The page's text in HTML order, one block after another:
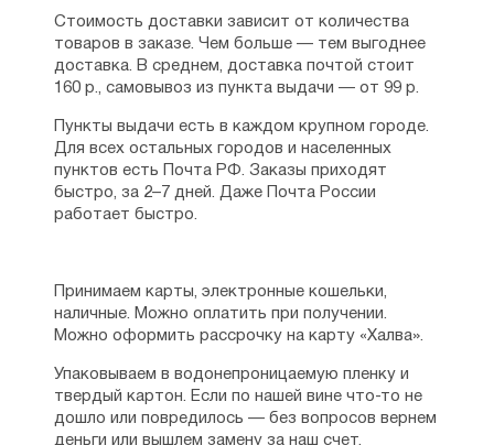
II. Почему епископ Феодор сохранил
каноническую верность Русской Православной
Церкви
Московского Патриархата?
о евлогианском расколе
Стоимость доставки зависит от количества
товаров в заказе. Чем больше — тем выгоднее
доставка. В среднем, доставка почтой стоит
160 р., самовывоз из пункта выдачи — от 99 р.
Пункты выдачи есть в каждом крупном городе.
Для всех остальных городов и населенных
пунктов есть Почта РФ. Заказы приходят
быстро, за 2–7 дней. Даже Почта России
работает быстро.
Принимаем карты, электронные кошельки,
наличные. Можно оплатить при получении.
Можно оформить рассрочку на карту «Халва».
Упаковываем в водонепроницаемую пленку и
твердый картон. Если по нашей вине что-то не
дошло или повредилось — без вопросов вернем
деньги или вышлем замену за наш счет.